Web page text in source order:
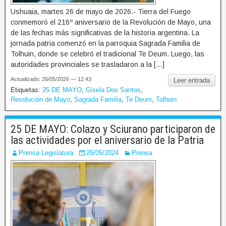
Ushuaia, martes 26 de mayo de 2026.- Tierra del Fuego
conmemoró el 216º aniversario de la Revolución de Mayo, una
de las fechas más significativas de la historia argentina. La
jornada patria comenzó en la parroquia Sagrada Familia de
Tolhuin, donde se celebró el tradicional Te Deum. Luego, las
autoridades provinciales se trasladaron a la […]
Leer entrada
Actualizado: 26/05/2026 — 12:43
Etiquetas: 25 DE MAYO Gisela Dos Santos
Revolución de Mayo Sagrada Familia Te Deum Tolhuin
25 DE MAYO: Colazo y Sciurano participaron de
las actividades por el aniversario de la Patria
Prensa Legislatura 25/05/2024 Prensa